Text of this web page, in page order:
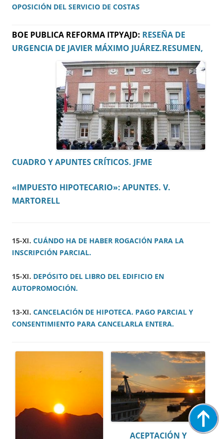
OPOSICIÓN DEL SERVICIO DE COSTAS
BOE PUBLICA REFORMA ITPYAJD: RESEÑA DE
URGENCIA DE JAVIER MÁXIMO JUÁREZ.RESUMEN,
CUADRO Y APUNTES CRÍTICOS. JFME
«IMPUESTO HIPOTECARIO»: APUNTES. V.
MARTORELL
15-XI. CUÁNDO HA DE HABER ROGACIÓN PARA LA
INSCRIPCIÓN PARCIAL.
15-XI. DEPÓSITO DEL LIBRO DEL EDIFICIO EN
AUTOPROMOCIÓN.
13-XI. CANCELACIÓN DE HIPOTECA. PAGO PARCIAL Y
CONSENTIMIENTO PARA CANCELARLA ENTERA.
ACEPTACIÓN Y